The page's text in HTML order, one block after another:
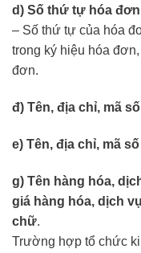
d) Số thứ tự hóa
– Số thứ tự của hóa
trong ký hiệu hóa
đơn.
đ) Tên, địa chỉ, mã
e) Tên, địa chỉ, mã
g) Tên hàng hóa,
giá hàng hóa, dịch
chữ.
Trường hợp tổ chức